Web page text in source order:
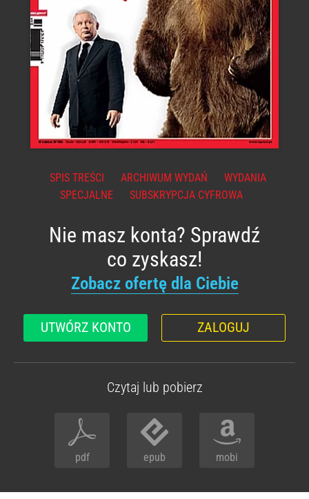
SPIS TREŚCI ARCHIWUM WYDAŃ
WYDANIA
SPECJALNE
SUBSKRYPCJA CYFROWA
Nie masz konta? Sprawdź
co zyskasz!
Zobacz ofertę dla Ciebie
UTWÓRZ KONTO ZALOGUJ
Czytaj lub pobierz
pdf epub mobi